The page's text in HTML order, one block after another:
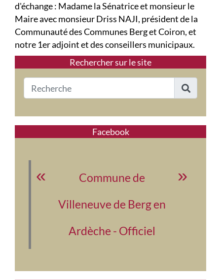
Rechercher sur le site
Facebook
Commune de
Villeneuve de Berg en
Ardèche - Officiel
d'échange : Madame la Sénatrice et monsieur le
Maire avec monsieur Driss NAJI, président de la
Communauté des Communes Berg et Coiron, et
notre 1er adjoint et des conseillers municipaux.